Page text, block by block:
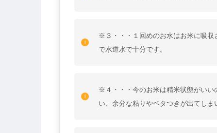
※３・・・１回めのお水はお米に吸収
で水道水で十分です。
※４・・・今のお米は精米状態がいい
い、余分な粘りやベタつきが出てしま